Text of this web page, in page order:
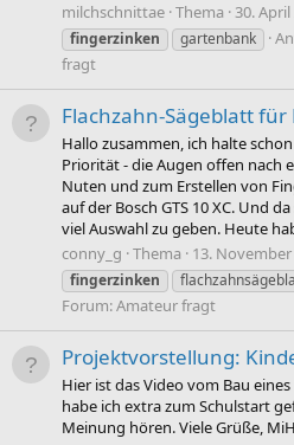
milchschnittae Thema 30.
fingerzinken
gartenbank
fragt
Flachzahn-Sägeblatt für
Hallo zusammen, ich halte
Priorität - die Augen offen nach
Nuten und zum Erstellen von
auf der Bosch GTS 10 XC. Und
viel Auswahl zu geben. Heute
conny_g Thema 13. November
fingerzinken
Forum:Amateur fragt
Projektvorstellung:
Hier ist das Video vom Bau
habe ich extra zum Schulstart
Meinung hören. Viele Grüße,